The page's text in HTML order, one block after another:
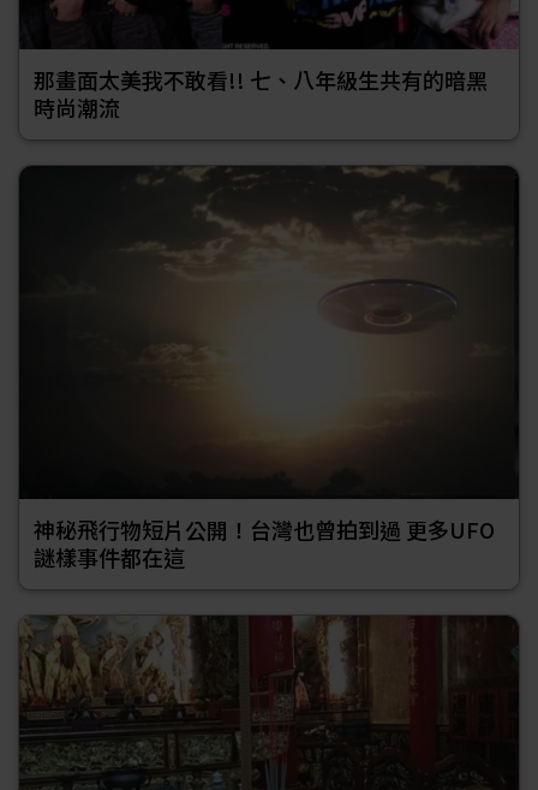
那畫面太美我不敢看!! 七、八年級生共有的暗黑
時尚潮流
神秘飛行物短片公開！台灣也曾拍到過 更多UFO
謎樣事件都在這